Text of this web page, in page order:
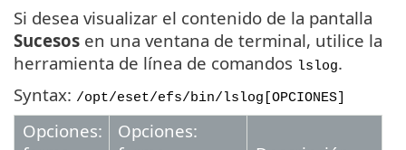
Si desea visualizar el contenido de la pantalla
Sucesos en una ventana de terminal, utilice la
herramienta de línea de comandos lslog.
Syntax: /opt/eset/efs/bin/lslog [OPCIONES]
Opciones:
Opciones: